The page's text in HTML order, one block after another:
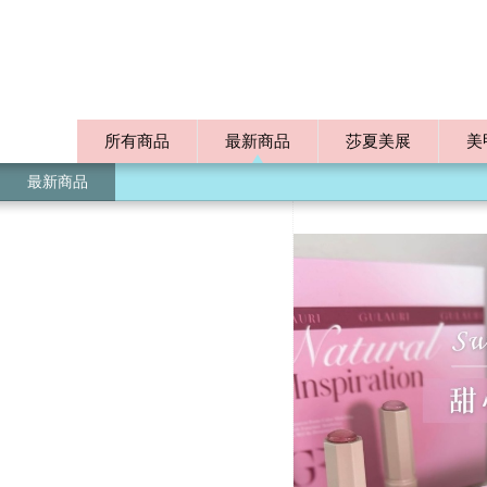
所有商品 最新商品 莎夏美展 美
最新商品